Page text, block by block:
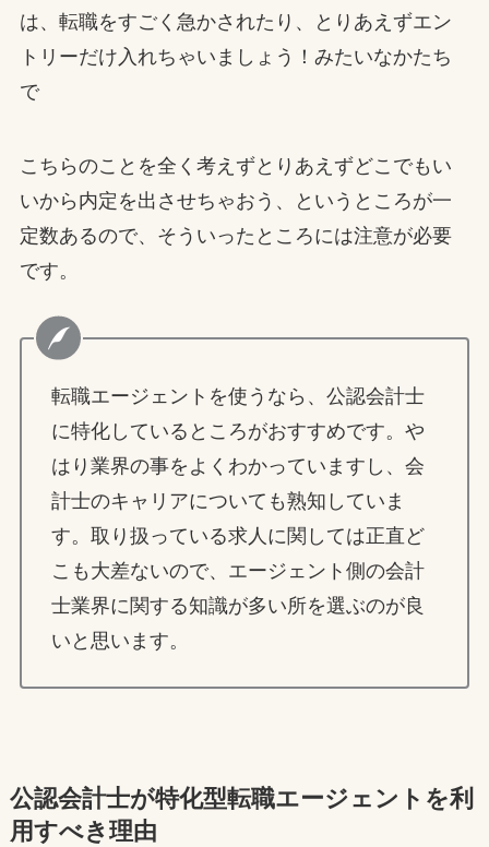
は、転職をすごく急かされたり、とりあえずエン
トリーだけ入れちゃいましょう！みたいなかたち
で
こちらのことを全く考えずとりあえずどこでもい
いから内定を出させちゃおう、というところが一
定数あるので、そういったところには注意が必要
です。
転職エージェントを使うなら、公認会計士
に特化しているところがおすすめです。や
はり業界の事をよくわかっていますし、会
計士のキャリアについても熟知していま
す。取り扱っている求人に関しては正直ど
こも大差ないので、エージェント側の会計
士業界に関する知識が多い所を選ぶのが良
いと思います。
公認会計士が特化型転職エージェントを利
用すべき理由